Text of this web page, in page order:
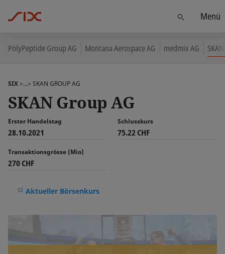
FindenMenü
PolyPeptide Group AG Montana Aerospace AG medmix AG
SIX>...> SKAN GROUP AG
SKAN Group AG
Erster Handelstag
28.10.2021
Schlusskurs
75.22 CHF
Transaktionsgrösse (Mio)
270 CHF
Aktueller Börsenkurs